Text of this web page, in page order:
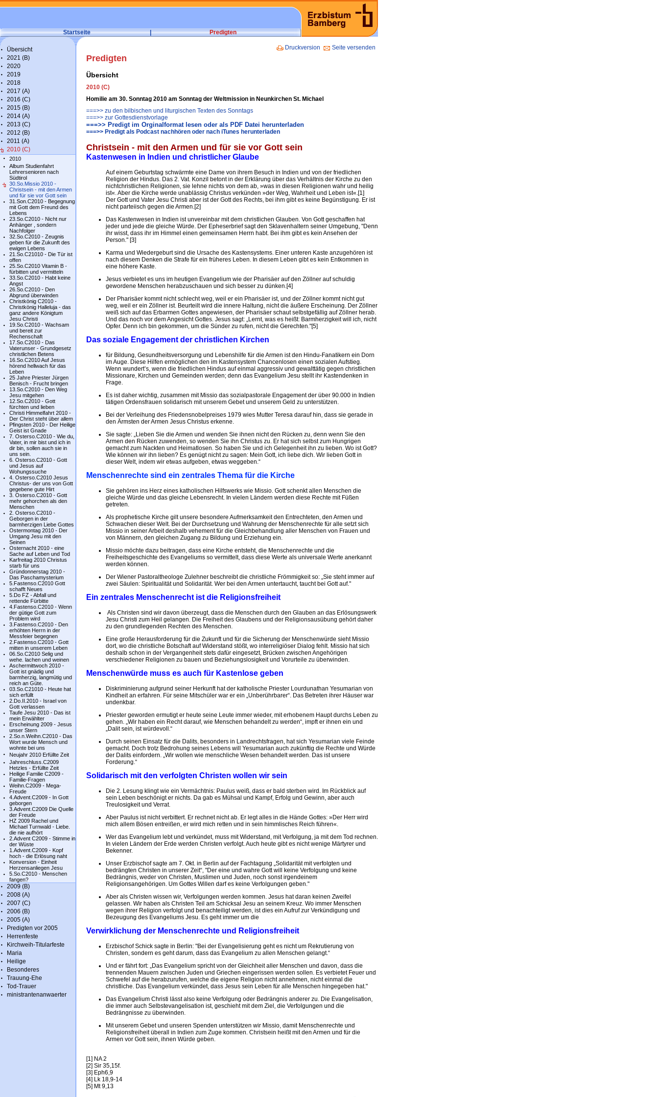
Startseite | Predigten
Übersicht
2021 (B)
2020
2019
2018
2017 (A)
2016 (C)
2015 (B)
2014 (A)
2013 (C)
2012 (B)
2011 (A)
2010 (C)
2010
Album Studienfahrt
Lehrersenioren nach
Südtirol
30.So.Missio 2010 -
Christsein - mit den Armen
und für sie vor Gott sein
31.Son.C2010 - Begegnung
mit Gott dem Freund des
Lebens
23.So.C2010 - Nicht nur
Anhänger , sondern
Nachfolger
32.So.C2010 - Zeugnis
geben für die Zukunft des
ewigen Lebens
21.So.C21010 - Die Tür ist
offen
25.So.C2010 Vitamin B -
fürbitten und vermitteln
33.So.C2010 - Habt keine
Angst
26.So.C2010 - Den
Abgrund überwinden
Christkönig C2010 -
Christkönig Halleluja - das
ganz andere Königtum
Jesu Christi
19.So.C2010 - Wachsam
und bereit zur
Rechenschaft
17.So.C2010 - Das
Vaterunser - Grundgesetz
christlichen Betens
16.So.C2010 Auf Jesus
hörend hellwach für das
Leben
25 Jahre Priester Jürgen
Benisch - Frucht bringen
13.So.C2010 - Den Weg
Jesu mitgehen
12.So.C2010 - Gott
fürchten und lieben
Christi Himmelfahrt 2010 -
Der Christ steht über allem
Pfingsten 2010 - Der Heilige
Geist ist Gnade
7. Osterso.C2010 - Wie du,
Vater, in mir bist und ich in
dir bin, sollen auch sie in
uns sein.
6. Osterso.C2010 - Gott
und Jesus auf
Wohungssuche
4. Osterso.C2010 Jesus
Christus- der uns von Gott
gegebene gute Hirt
3. Osterso.C2010 - Gott
mehr gehorchen als den
Menschen
2. Osterso.C2010 -
Geborgen in der
barmherzigen Liebe Gottes
Ostermontag 2010 - Der
Umgang Jesu mit den
Seinen
Osternacht 2010 - eine
Sache auf Leben und Tod
Karfreitag 2010 Christus
starb für uns
Gründonnerstag 2010 -
Das Paschamysterium
5.Fastenso.C2010 Gott
schafft Neues
5.Do FZ - Abfall und
rettende Fürbitte
4.Fastenso.C2010 - Wenn
der gütige Gott zum
Problem wird
3.Fastenso.C2010 - Den
erhöhten Herrn in der
Messfeier begegnen
2.Fastenso.C2010 - Gott
mitten in unserem Leben
06.So.C2010 Selig und
wehe. lachen und weinen
Aschermittwoch 2010 -
Gott ist gnädig und
barmherzig, langmütig und
reich an Güte.
03.So.C21010 - Heute hat
sich erfüllt
2.Do.II.2010 - Israel von
Gott verlassen
Taufe Jesu 2010 - Das ist
mein Erwählter
Erscheinung 2009 - Jesus
unser Stern
2.So.n.Weihn.C2010 - Das
Wort wurde Mensch und
wohnte bei uns
Neujahr 2010 Erfüllte Zeit
Jahreschluss.C2009
Hetzles - Erfüllte Zeit
Heilige Familie C2009 -
Familie-Fragen
Weihn.C2009 - Mega-
Freude
4.Advent.C2009 - In Gott
geborgen
3.Advent.C2009 Die Quelle
der Freude
HZ 2009 Rachel und
Michael Turnwald - Liebe.
die nie aufhört
2.Advent C2009 - Stimme in
der Wüste
1.Advent.C2009 - Kopf
hoch - die Erlösung naht
Konversion - Einheit
Herzensanliegen Jesu
5.So.C2010 - Menschen
fangen?
2009 (B)
2008 (A)
2007 (C)
2006 (B)
2005 (A)
Predigten vor 2005
Herrenfeste
Kirchweih-Titularfeste
Maria
Heilige
Besonderes
Trauung-Ehe
Tod-Trauer
ministrantenanwaerter
Druckversion Seite versenden
Predigten
Übersicht
2010 (C)
Homilie am 30. Sonntag 2010 am Sonntag der Weltmission in Neunkirchen St. Michael
===>> zu den bilbischen und liturgischen Texten des Sonntags
===>> zur Gottesdienstvorlage
===>> Predigt im Orginalformat lesen oder als PDF Datei herunterladen
===>> Predigt als Podcast nachhören oder nach iTunes herunterladen
Christsein - mit den Armen und für sie vor Gott sein
Kastenwesen in Indien und christlicher Glaube
Auf einem Geburtstag schwärmte eine Dame von ihrem Besuch in Indien und von der friedlichen
Religion der Hindus. Das 2. Vat. Konzil betont in der Erklärung über das Verhältnis der Kirche zu den
nichtchristlichen Religionen, sie lehne nichts von dem ab, »was in diesen Religionen wahr und heilig
ist«. Aber die Kirche werde unablässig Christus verkünden »der Weg, Wahrheit und Leben ist«.[1]
Der Gott und Vater Jesu Christi aber ist der Gott des Rechts, bei ihm gibt es keine Begünstigung. Er ist
nicht parteiisch gegen die Armen.[2]
Das Kastenwesen in Indien ist unvereinbar mit dem christlichen Glauben. Von Gott geschaffen hat
jeder und jede die gleiche Würde. Der Epheserbrief sagt den Sklavenhaltern seiner Umgebung, "Denn
ihr wisst, dass ihr im Himmel einen gemeinsamen Herrn habt. Bei ihm gibt es kein Ansehen der
Person." [3]
Karma und Wiedergeburt sind die Ursache des Kastensystems. Einer unteren Kaste anzugehören ist
nach diesem Denken die Strafe für ein früheres Leben. In diesem Leben gibt es kein Entkommen in
eine höhere Kaste.
Jesus verbietet es uns im heutigen Evangelium wie der Pharisäer auf den Zöllner auf schuldig
gewordene Menschen herabzuschauen und sich besser zu dünken.[4]
Der Pharisäer kommt nicht schlecht weg, weil er ein Pharisäer ist, und der Zöllner kommt nicht gut
weg, weil er ein Zöllner ist. Beurteilt wird die innere Haltung, nicht die äußere Erscheinung. Der Zöllner
weiß sich auf das Erbarmen Gottes angewiesen, der Pharisäer schaut selbstgefällig auf Zöllner herab.
Und das noch vor dem Angesicht Gottes. Jesus sagt: „Lernt, was es heißt: Barmherzigkeit will ich, nicht
Opfer. Denn ich bin gekommen, um die Sünder zu rufen, nicht die Gerechten."[5]
Das soziale Engagement der christlichen Kirchen
für Bildung, Gesundheitsversorgung und Lebenshilfe für die Armen ist den Hindu-Fanatikern ein Dorn
im Auge. Diese Hilfen ermöglichen den im Kastensystem Chancenlosen einen sozialen Aufstieg.
Wenn wundert’s, wenn die friedlichen Hindus auf einmal aggressiv und gewalttätig gegen christlichen
Missionare, Kirchen und Gemeinden werden; denn das Evangelium Jesu stellt ihr Kastendenken in
Frage.
Es ist daher wichtig, zusammen mit Missio das sozialpastorale Engagement der über 90.000 in Indien
tätigen Ordensfrauen solidarisch mit unserem Gebet und unserem Geld zu unterstützen.
Bei der Verleihung des Friedensnobelpreises 1979 wies Mutter Teresa darauf hin, dass sie gerade in
den Ärmsten der Armen Jesus Christus erkenne.
Sie sagte: „Lieben Sie die Armen und wenden Sie ihnen nicht den Rücken zu, denn wenn Sie den
Armen den Rücken zuwenden, so wenden Sie ihn Christus zu. Er hat sich selbst zum Hungrigen
gemacht zum Nackten und Heimatlosen. So haben Sie und ich Gelegenheit ihn zu lieben. Wo ist Gott?
Wie können wir ihn lieben? Es genügt nicht zu sagen: Mein Gott, ich liebe dich. Wir lieben Gott in
dieser Welt, indem wir etwas aufgeben, etwas weggeben.“
Menschenrechte sind ein zentrales Thema für die Kirche
Sie gehören ins Herz eines katholischen Hilfswerks wie Missio. Gott schenkt allen Menschen die
gleiche Würde und das gleiche Lebensrecht. In vielen Ländern werden diese Rechte mit Füßen
getreten.
Als prophetische Kirche gilt unsere besondere Aufmerksamkeit den Entrechteten, den Armen und
Schwachen dieser Welt. Bei der Durchsetzung und Wahrung der Menschenrechte für alle setzt sich
Missio in seiner Arbeit deshalb vehement für die Gleichbehandlung aller Menschen von Frauen und
von Männern, den gleichen Zugang zu Bildung und Erziehung ein.
Missio möchte dazu beitragen, dass eine Kirche entsteht, die Menschenrechte und die
Freiheitsgeschichte des Evangeliums so vermittelt, dass diese Werte als universale Werte anerkannt
werden können.
Der Wiener Pastoraltheologe Zulehner beschreibt die christliche Frömmigkeit so: „Sie steht immer auf
zwei Säulen: Spiritualität und Solidarität. Wer bei den Armen untertaucht, taucht bei Gott auf."
Ein zentrales Menschenrecht ist die Religionsfreiheit
Als Christen sind wir davon überzeugt, dass die Menschen durch den Glauben an das Erlösungswerk
Jesu Christi zum Heil gelangen. Die Freiheit des Glaubens und der Religionsausübung gehört daher
zu den grundlegenden Rechten des Menschen.
Eine große Herausforderung für die Zukunft und für die Sicherung der Menschenwürde sieht Missio
dort, wo die christliche Botschaft auf Widerstand stößt, wo interreligiöser Dialog fehlt. Missio hat sich
deshalb schon in der Vergangenheit stets dafür eingesetzt, Brücken zwischen Angehörigen
verschiedener Religionen zu bauen und Beziehungslosigkeit und Vorurteile zu überwinden.
Menschenwürde muss es auch für Kastenlose geben
Diskriminierung aufgrund seiner Herkunft hat der katholische Priester Lourdunathan Yesumarian von
Kindheit an erfahren. Für seine Mitschüler war er ein „Unberührbarer“. Das Betreten ihrer Häuser war
undenkbar.
Priester geworden ermutigt er heute seine Leute immer wieder, mit erhobenem Haupt durchs Leben zu
gehen. „Wir haben ein Recht darauf, wie Menschen behandelt zu werden“, impft er ihnen ein und
„Dalit sein, ist würdevoll.“
Durch seinen Einsatz für die Dalits, besonders in Landrechtsfragen, hat sich Yesumarian viele Feinde
gemacht. Doch trotz Bedrohung seines Lebens will Yesumarian auch zukünftig die Rechte und Würde
der Dalits einfordern. „Wir wollen wie menschliche Wesen behandelt werden. Das ist unsere
Forderung.“
Solidarisch mit den verfolgten Christen wollen wir sein
Die 2. Lesung klingt wie ein Vermächtnis: Paulus weiß, dass er bald sterben wird. Im Rückblick auf
sein Leben beschönigt er nichts. Da gab es Mühsal und Kampf, Erfolg und Gewinn, aber auch
Treulosigkeit und Verrat.
Aber Paulus ist nicht verbittert. Er rechnet nicht ab. Er legt alles in die Hände Gottes: »Der Herr wird
mich allem Bösen entreißen, er wird mich retten und in sein himmlisches Reich führen«.
Wer das Evangelium lebt und verkündet, muss mit Widerstand, mit Verfolgung, ja mit dem Tod rechnen.
In vielen Ländern der Erde werden Christen verfolgt. Auch heute gibt es nicht wenige Märtyrer und
Bekenner.
Unser Erzbischof sagte am 7. Okt. in Berlin auf der Fachtagung „Solidarität mit verfolgten und
bedrängten Christen in unserer Zeit“, "Der eine und wahre Gott will keine Verfolgung und keine
Bedrängnis, weder von Christen, Muslimen und Juden, noch sonst irgendeinem
Religionsangehörigen. Um Gottes Willen darf es keine Verfolgungen geben."
Aber als Christen wissen wir, Verfolgungen werden kommen. Jesus hat daran keinen Zweifel
gelassen. Wir haben als Christen Teil am Schicksal Jesu an seinem Kreuz. Wo immer Menschen
wegen ihrer Religion verfolgt und benachteiligt werden, ist dies ein Aufruf zur Verkündigung und
Bezeugung des Evangeliums Jesu. Es geht immer um die
Verwirklichung der Menschenrechte und Religionsfreiheit
Erzbischof Schick sagte in Berlin: "Bei der Evangelisierung geht es nicht um Rekrutierung von
Christen, sondern es geht darum, dass das Evangelium zu allen Menschen gelangt.“
Und er fährt fort: „Das Evangelium spricht von der Gleichheit aller Menschen und davon, dass die
trennenden Mauern zwischen Juden und Griechen eingerissen werden sollen. Es verbietet Feuer und
Schwefel auf die herabzurufen, welche die eigene Religion nicht annehmen, nicht einmal die
christliche. Das Evangelium verkündet, dass Jesus sein Leben für alle Menschen hingegeben hat."
Das Evangelium Christi lässt also keine Verfolgung oder Bedrängnis anderer zu. Die Evangelisation,
die immer auch Selbstevangelisation ist, geschieht mit dem Ziel, die Verfolgungen und die
Bedrängnisse zu überwinden.
Mit unserem Gebet und unseren Spenden unterstützen wir Missio, damit Menschenrechte und
Religionsfreiheit überall in Indien zum Zuge kommen. Christsein heißt mit den Armen und für die
Armen vor Gott sein, ihnen Würde geben.
[1] NA 2
[2] Sir 35,15f.
[3] Eph6,9
[4] Lk 18,9-14
[5] Mt 9,13